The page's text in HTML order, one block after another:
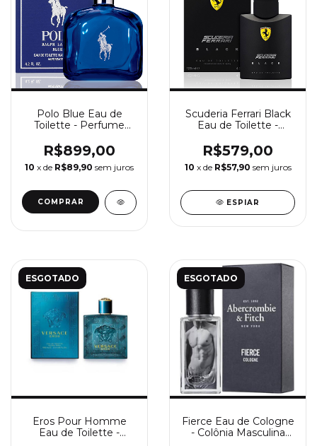
Polo Blue Eau de
Toilette - Perfume
Lauren
R$899,00
10 x de R$89,90 sem juros
COMPRAR
Scuderia Ferrari Black
Eau de Toilette -
Scuderia Ferrari
R$579,00
10 x de R$57,90 sem juros
ESPIAR
ESGOTADO
Eros Pour Homme
Eau de Toilette -
ESGOTADO
Fierce Eau de Cologne
- Colônia Masculina